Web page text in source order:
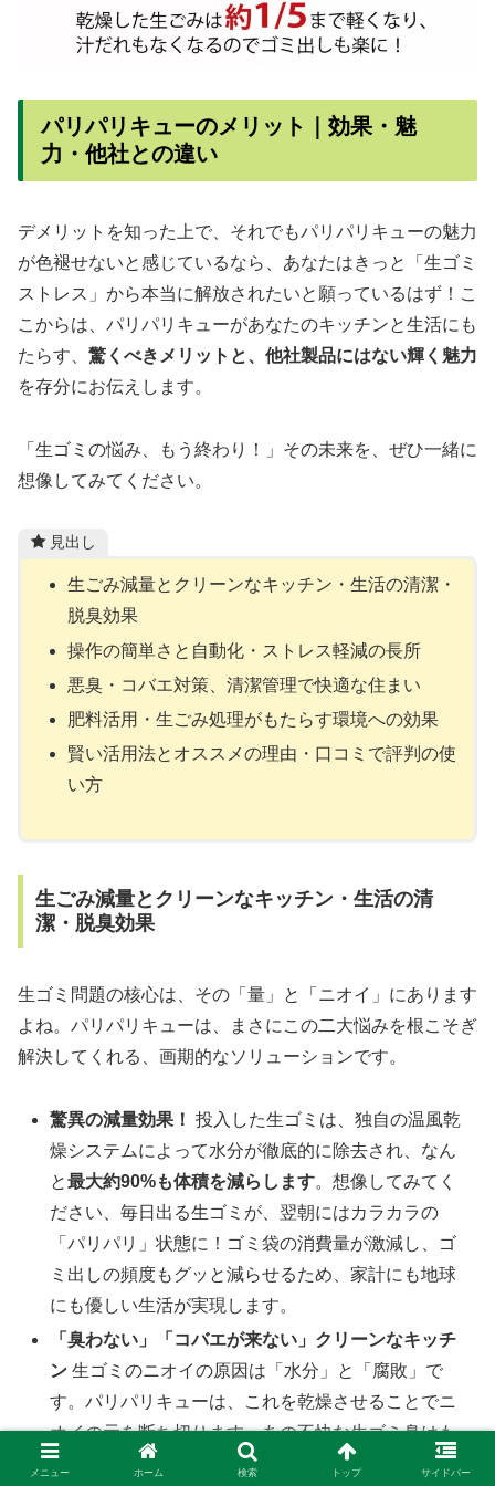
パリパリキューのメリット｜効果・魅
力・他社との違い
デメリットを知った上で、それでもパリパリキューの魅力
が色褪せないと感じているなら、あなたはきっと「生ゴミ
ストレス」から本当に解放されたいと願っているはず！こ
こからは、パリパリキューがあなたのキッチンと生活にも
たらす、 驚くべきメリットと、他社製品にはない輝く魅力
を存分にお伝えします。
「生ゴミの悩み、もう終わり！」その未来を、ぜひ一緒に
想像してみてください。
見出し
生ごみ減量とクリーンなキッチン・生活の清潔・
脱臭効果
操作の簡単さと自動化・ストレス軽減の長所
悪臭・コバエ対策、清潔管理で快適な住まい
肥料活用・生ごみ処理がもたらす環境への効果
賢い活用法とオススメの理由・口コミで評判の使
い方
生ごみ減量とクリーンなキッチン・生活の清
潔・脱臭効果
生ゴミ問題の核心は、その「量」と「ニオイ」にあります
よね。パリパリキューは、まさにこの二大悩みを根こそぎ
解決してくれる、画期的なソリューションです。
驚異の減量効果！ 投入した生ゴミは、独自の温風乾
燥システムによって水分が徹底的に除去され、なん
と最大約90%も体積を減らします。想像してみてく
ださい、毎日出る生ゴミが、翌朝にはカラカラの
「パリパリ」状態に！ゴミ袋の消費量が激減し、ゴ
ミ出しの頻度もグッと減らせるため、家計にも地球
にも優しい生活が実現します。
「臭わない」「コバエが来ない」クリーンなキッチ
ン 生ゴミのニオイの原因は「水分」と「腐敗」で
す。パリパリキューは、これを乾燥させることでニ
オイの元を断ち切ります。あの不快な生ゴミ臭はも
ちろん、それにつられてやってくる
コバエも激減！
メニュー ホーム 検索 トップ サイドバー